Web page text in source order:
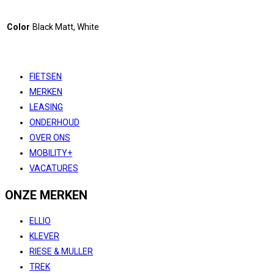
Color Black Matt, White
FIETSEN
MERKEN
LEASING
ONDERHOUD
OVER ONS
MOBILITY+
VACATURES
ONZE MERKEN
ELLIO
KLEVER
RIESE & MULLER
TREK